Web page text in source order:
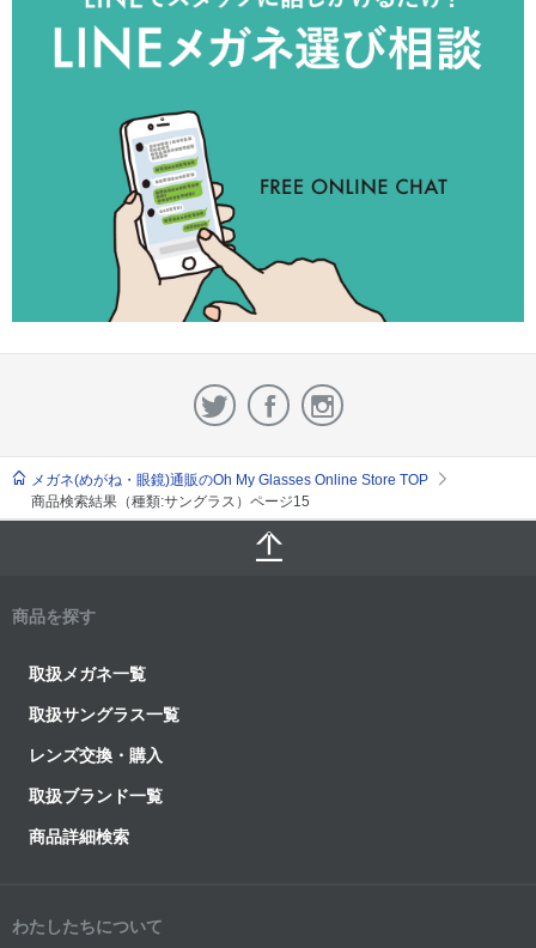
メガネ(めがね・眼鏡)通販のOh My Glasses Online Store TOP
商品検索結果（種類:サングラス）ページ15
商品を探す
取扱メガネ一覧
取扱サングラス一覧
レンズ交換・購入
取扱ブランド一覧
商品詳細検索
わたしたちについて